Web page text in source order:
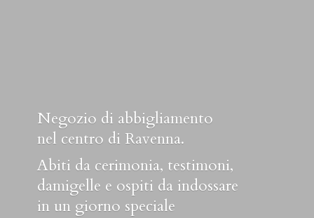
Negozio di abbigliamento
nel centro di Ravenna.
Abiti da cerimonia, testimoni,
damigelle e ospiti da indossare
in un giorno speciale